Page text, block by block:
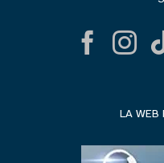
LA WEB